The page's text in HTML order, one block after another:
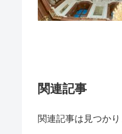
関連記事
関連記事は見つかり